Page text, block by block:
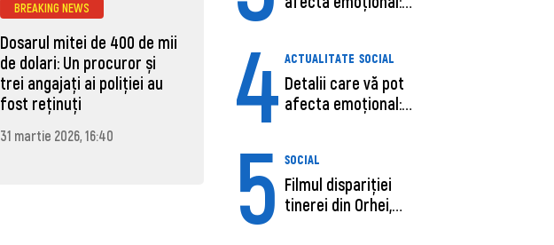
BREAKING NEWS
Dosarul mitei de 400 de mii
de dolari: Un procuror și
trei angajați ai poliției au
fost reținuți
31 martie 2026, 16:40
Moldova, de aproape opt ori
muncii pe ora
31 martie 2026, 16:21
4 ACTUALITATE SOCIAL
Detalii care vă pot
afecta emoțional:
5 SOCIAL
Filmul dispariției
tinerei din Orhei,